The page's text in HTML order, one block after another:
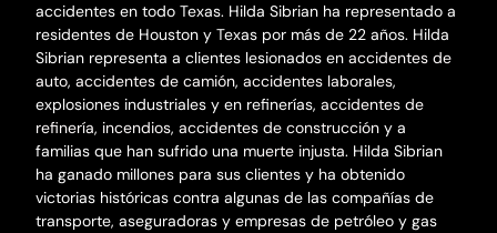
accidentes en todo Texas. Hilda Sibrian ha representado a
residentes de Houston y Texas por más de 22 años. Hilda
Sibrian representa a clientes lesionados enaccidentes de
auto,accidentes de camión,accidentes laborales,
explosiones industriales y en refinerías,accidentes de
refinería, incendios,accidentes de construcción y a
familias que han sufrido una muerte injusta. Hilda Sibrian
ha ganado millones para sus clientes y ha obtenido
victorias históricas contra algunas de las compañías de
transporte, aseguradoras y empresas de petróleo y gas